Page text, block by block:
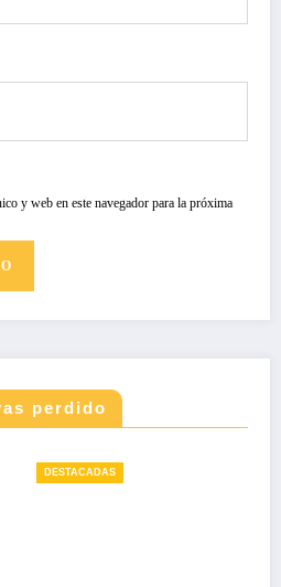
y web en este navegador para la próxima
perdido